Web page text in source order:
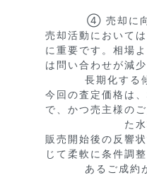
④ 売却に
売却活動において
に重要です。相場
は問い合わせが減
長期化する
今回の査定価格は
で、かつ売主様の
た
販売開始後の反響
じて柔軟に条件調
あるご成約